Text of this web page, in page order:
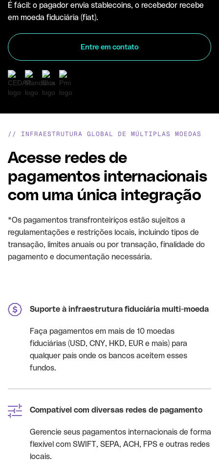
É fácil: o pagador envia stablecoins, o recebedor recebe
em moeda fiduciária (fiat).
Entre em contato
// INFRAESTRUTURA GLOBAL DE MÚLTIPLAS MOEDAS
Acesse redes de
pagamentos internacionais
com uma única integração
*Os pagamentos transfronteiriços estão sujeitos a
regulamentações e restrições locais, incluindo tipos de
transação, limites anuais ou por transação, finalidade do
pagamento e documentação necessária.
Suporte à infraestrutura fiduciária multi-moeda
Faça pagamentos em mais de 10 moedas
fiduciárias (USD, CNY, HKD, EUR e mais) para
qualquer país onde os bancos aceitem esses
fundos.
Compatível com diversas redes de pagamento
Gerencie seus pagamentos internacionais de forma
flexível com SWIFT, SEPA, ACH, FPS e outras redes
locais.